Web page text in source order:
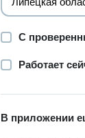
С
Работает
В приложении